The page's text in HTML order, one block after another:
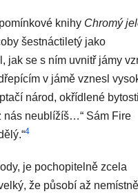
knihy Chromý
šestnáctiletý jako
jak se s ním uvnitř jámy
v jámě vznesl
národ, okřídlené
nás neublížíš…“ Sám Fire
4
je pochopitelně zcela
že působí až nemístně